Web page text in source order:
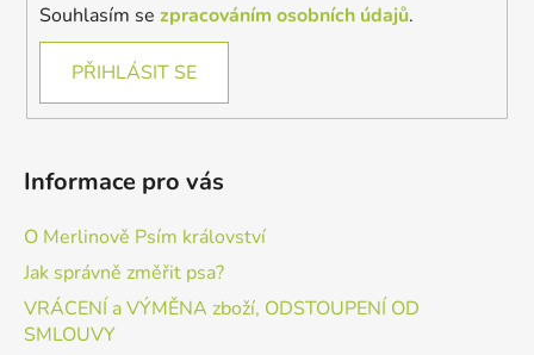
Souhlasím se zpracováním osobních údajů.
PŘIHLÁSIT SE
Informace pro vás
O Merlinově Psím království
Jak správně změřit psa?
VRÁCENÍ a VÝMĚNA zboží, ODSTOUPENÍ OD
SMLOUVY